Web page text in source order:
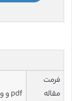
فرمت
مقاله
pdf و ورد تایپ شده با قابلیت ویرایش